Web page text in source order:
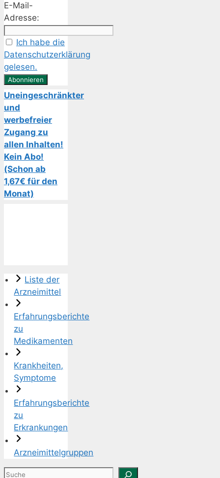
E-Mail-
Adresse:
Ich habe die
Datenschutzerklärung
gelesen.
Uneingeschränkter
und
werbefreier
Zugang zu
allen Inhalten!
Kein Abo!
(Schon ab
1,67€ für den
Monat)
Liste der
Arzneimittel
Erfahrungsberichte
zu
Medikamenten
Krankheiten,
Symptome
Erfahrungsberichte
zu
Erkrankungen
Arzneimittelgruppen
Suchen